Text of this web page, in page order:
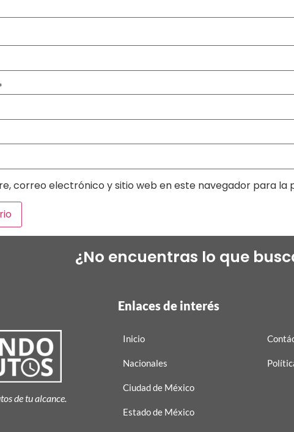
correo electrónico y sitio web en este navegador para la
¿No encuentras lo que
de tu alcance.
Enlaces de interés
Inicio
Nacionales
Ciudad de México
Estado de México